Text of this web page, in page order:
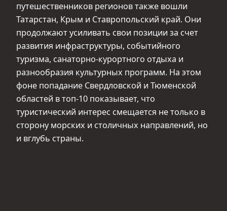
путешественников регионов также вошли
Татарстан, Крым и Ставропольский край. Они
продолжают усиливать свои позиции за счет
развития инфраструктуры, событийного
туризма, санаторно-курортного отдыха и
разнообразия культурных программ. На этом
фоне попадание Свердловской и Тюменской
областей в топ-10 показывает, что
туристический интерес смещается не только в
сторону морских и столичных направлений, но
и вглубь страны.